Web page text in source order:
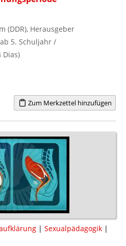
(DDR), Herausgeber
5. Schuljahr /
Dias)
Zum Merkzettel hinzufügen
| Sexualpädagogik |